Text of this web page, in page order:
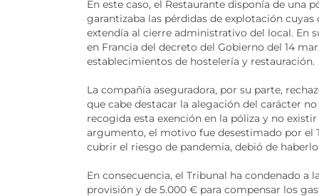
En este caso, el Restaurante disponía de una
garantizaba las pérdidas de explotación
extendía al cierre administrativo del local. En
en Francia del decreto del Gobierno del 14
establecimientos de hostelería y restauración.
La compañía aseguradora, por su parte,
que cabe destacar la alegación del carácter
recogida esta exención en la póliza y no
argumento, el motivo fue desestimado por el
cubrir el riesgo de pandemia, debió de
En consecuencia, el Tribunal ha condenado
provisión y de 5.000 € para compensar los